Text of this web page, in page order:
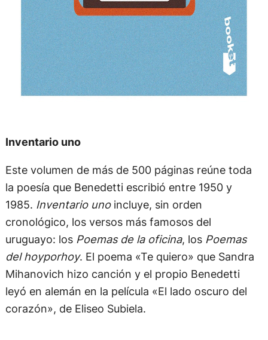
Inventario uno
Este volumen de más de 500 páginas reúne toda
la poesía que Benedetti escribió entre 1950 y
1985. Inventario unoincluye, sin orden
cronológico, los versos más famosos del
uruguayo: los Poemas de la oficina, los Poemas
del hoyporhoy. El poema «Te quiero» que Sandra
Mihanovich hizo canción y el propio Benedetti
leyó en alemán en la película «El lado oscuro del
corazón», de Eliseo Subiela.